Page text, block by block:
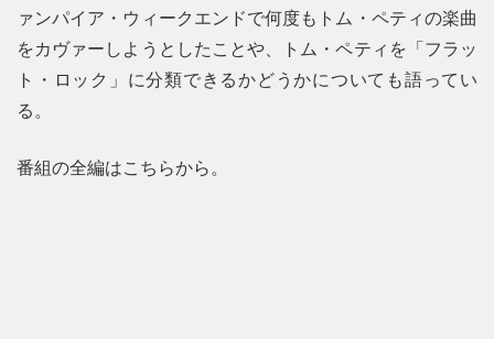
ァンパイア・ウィークエンドで何度もトム・ペティの楽曲
をカヴァーしようとしたことや、トム・ペティを「フラッ
ト・ロック」に分類できるかどうかについても語ってい
る。
番組の全編はこちらから。